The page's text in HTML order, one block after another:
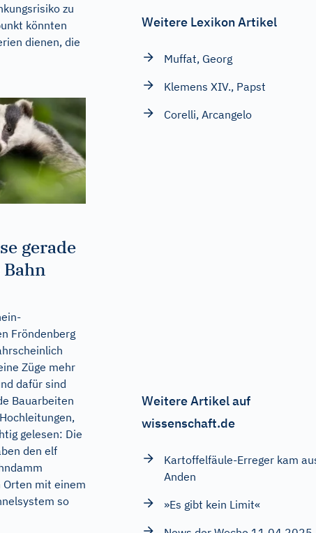
zu
könnten
dienen, die
gerade
Fröndenberg
Züge mehr
dafür sind
Bauarbeiten
gelesen: Die
den elf
Orten mit einem
so
Weitere Lexikon Artikel
Muffat, Georg
Klemens XIV., Papst
Corelli, Arcangelo
Weitere Artikel auf
wissenschaft.de
Kartoffelfäule-Erreger kam
Anden
»Es gibt kein Limit«